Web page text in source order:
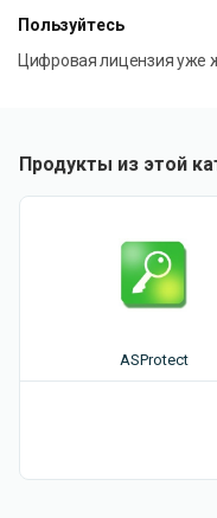
Пользуйтесь
Цифровая лицензия уже
Продукты из этой
ASProtect